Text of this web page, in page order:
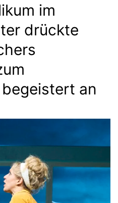
im
drückte
an